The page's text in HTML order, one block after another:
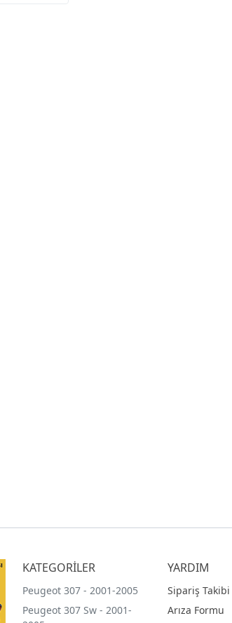
KATEGORİLER
Peugeot 307 - 2001-2005
Peugeot 307 Sw - 2001-
YARDIM
Sipariş Takibi
Arıza Formu